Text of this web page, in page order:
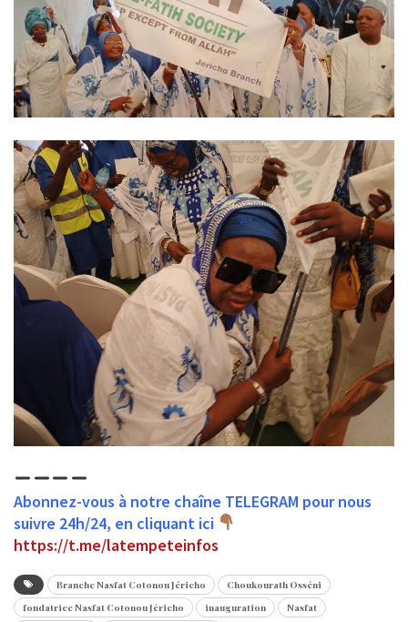
Abonnez-vous à notre chaîne TELEGRAM pour nous
suivre 24h/24, en cliquant ici
https://t.me/latempeteinfos
Branche Nasfat Cotonou Jéricho
Choukourath Osséni
fondatrice Nasfat Cotonou Jéricho
inauguration
Nasfat